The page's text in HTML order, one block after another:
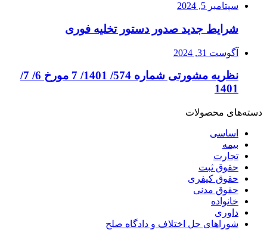
سپتامبر 5, 2024
شرایط جدید صدور دستور تخلیه فوری
آگوست 31, 2024
نظریه مشورتی شماره 574/ 1401/ 7 مورخ 6/ 7/
1401
دسته‌های محصولات
اساسی
بیمه
تجارت
حقوق ثبت
حقوق کیفری
حقوق مدنی
خانواده
داوری
شوراهای حل اختلاف و دادگاه صلح